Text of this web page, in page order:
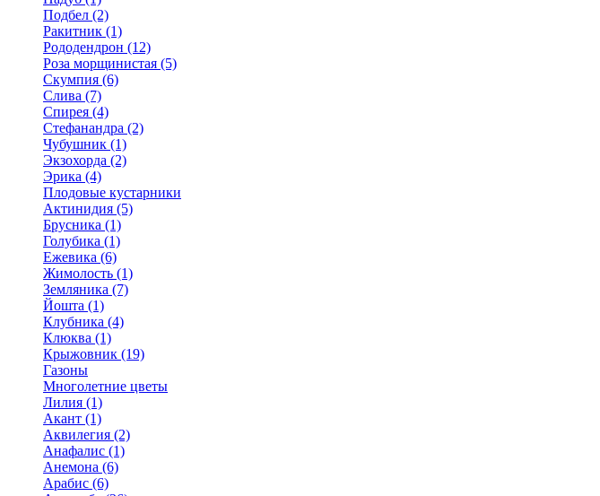
Подбел (2)
Ракитник (1)
Рододендрон (12)
Роза морщинистая (5)
Скумпия (6)
Слива (7)
Спирея (4)
Стефанандра (2)
Чубушник (1)
Экзохорда (2)
Эрика (4)
Плодовые кустарники
Актинидия (5)
Брусника (1)
Голубика (1)
Ежевика (6)
Жимолость (1)
Земляника (7)
Йошта (1)
Клубника (4)
Клюква (1)
Крыжовник (19)
Газоны
Многолетние цветы
Лилия (1)
Акант (1)
Аквилегия (2)
Анафалис (1)
Анемона (6)
Арабис (6)